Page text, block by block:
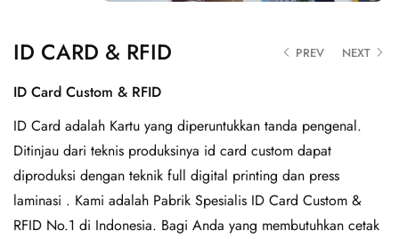
PREV NEXT
ID CARD & RFID
ID Card Custom & RFID
ID Card adalah Kartu yang diperuntukkan tanda pengenal.
Ditinjau dari teknis produksinya id card custom dapat
diproduksi dengan teknik full digital printing dan press
laminasi . Kami adalah Pabrik Spesialis ID Card Custom &
RFID No.1 di Indonesia. Bagi Anda yang membutuhkan cetak